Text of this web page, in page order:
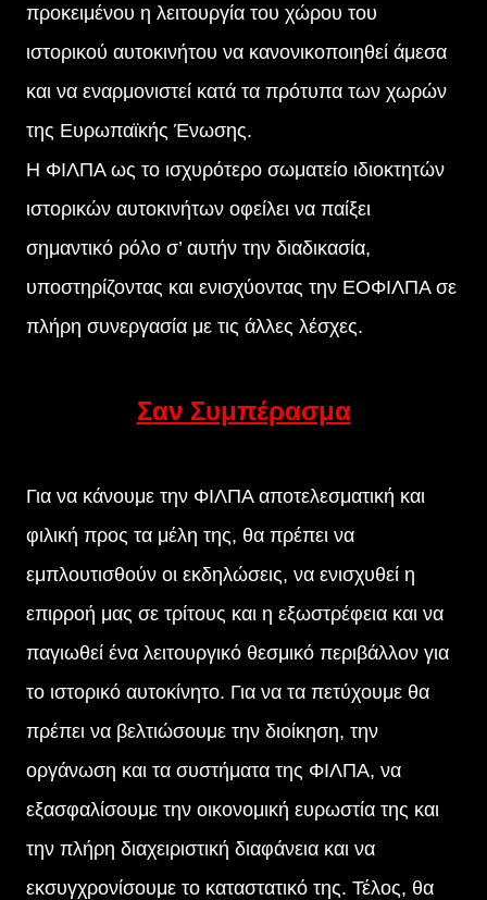
προκειμένου η λειτουργία του χώρου του
ιστορικού αυτοκινήτου να κανονικοποιηθεί άμεσα
και να εναρμονιστεί κατά τα πρότυπα των χωρών
της Ευρωπαϊκής Ένωσης.
Η ΦΙΛΠΑ ως το ισχυρότερο σωματείο ιδιοκτητών
ιστορικών αυτοκινήτων οφείλει να παίξει
σημαντικό ρόλο σ’ αυτήν την διαδικασία,
υποστηρίζοντας και ενισχύοντας την ΕΟΦΙΛΠΑ σε
πλήρη συνεργασία με τις άλλες λέσχες.
Σαν Συμπέρασμα
Για να κάνουμε την ΦΙΛΠΑ αποτελεσματική και
φιλική προς τα μέλη της, θα πρέπει να
εμπλουτισθούν οι εκδηλώσεις, να ενισχυθεί η
επιρροή μας σε τρίτους και η εξωστρέφεια και να
παγιωθεί ένα λειτουργικό θεσμικό περιβάλλον για
το ιστορικό αυτοκίνητο. Για να τα πετύχουμε θα
πρέπει να βελτιώσουμε την διοίκηση, την
οργάνωση και τα συστήματα της ΦΙΛΠΑ, να
εξασφαλίσουμε την οικονομική ευρωστία της και
την πλήρη διαχειριστική διαφάνεια και να
εκσυγχρονίσουμε το καταστατικό της. Τέλος, θα